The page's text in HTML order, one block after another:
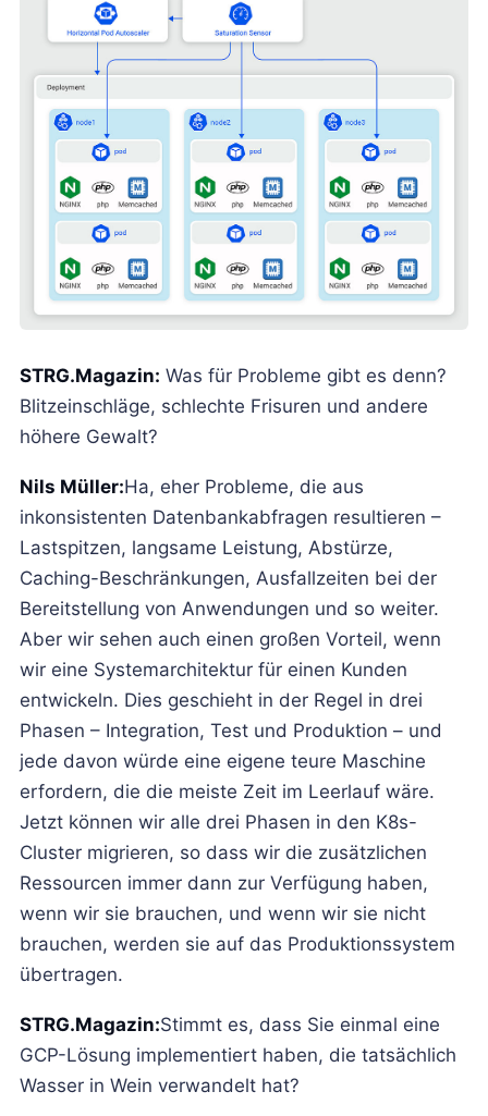
STRG.Magazin: Was für Probleme gibt es denn?
Blitzeinschläge, schlechte Frisuren und andere
höhere Gewalt?
Nils Müller:Ha, eher Probleme, die aus
inkonsistenten Datenbankabfragen resultieren –
Lastspitzen, langsame Leistung, Abstürze,
Caching-Beschränkungen, Ausfallzeiten bei der
Bereitstellung von Anwendungen und so weiter.
Aber wir sehen auch einen großen Vorteil, wenn
wir eine Systemarchitektur für einen Kunden
entwickeln. Dies geschieht in der Regel in drei
Phasen – Integration, Test und Produktion – und
jede davon würde eine eigene teure Maschine
erfordern, die die meiste Zeit im Leerlauf wäre.
Jetzt können wir alle drei Phasen in den K8s-
Cluster migrieren, so dass wir die zusätzlichen
Ressourcen immer dann zur Verfügung haben,
wenn wir sie brauchen, und wenn wir sie nicht
brauchen, werden sie auf das Produktionssystem
übertragen.
STRG.Magazin:Stimmt es, dass Sie einmal eine
GCP-Lösung implementiert haben, die tatsächlich
Wasser in Wein verwandelt hat?